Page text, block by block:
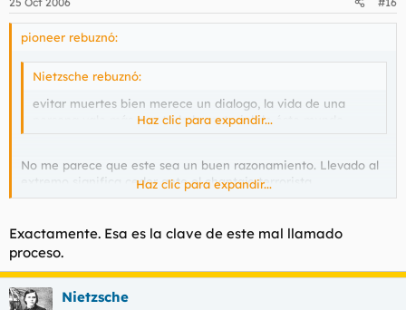
pioneer rebuznó:
Nietzsche rebuznó:
evitar muertes bien merece un dialogo, la vida de una
persona vale más que todo lo material de éste mundo
Haz clic para expandir...
No me parece que este sea un buen razonamiento. Llevado al
extremo significa ceder ante el chantaje terrorista.
Imaginemos que a cambio de no matar se concede la
grupo terrorista que pretendiese la anexion de euskadi
chantaje?
Haz clic para expandir...
Exactamente. Esa es la clave de este mal llamado
proceso.
Nietzsche